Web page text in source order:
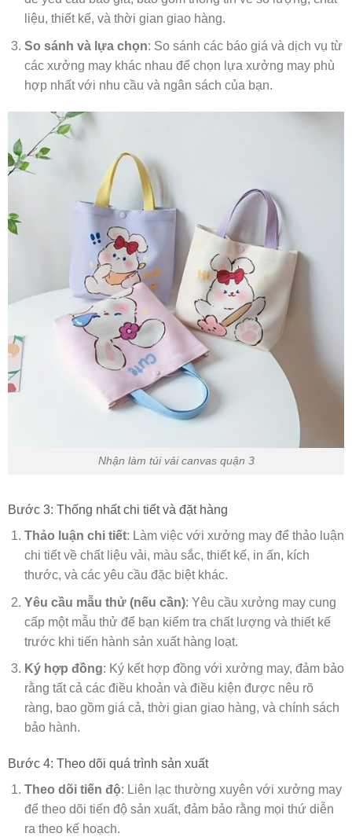
liệu, thiết kế, và thời gian giao hàng.
So sánh và lựa chọn: So sánh các báo giá và dịch vụ từ
các xưởng may khác nhau để chọn lựa xưởng may phù
hợp nhất với nhu cầu và ngân sách của bạn.
Nhận làm túi vải canvas quận 3
Bước 3: Thống nhất chi tiết và đặt hàng
Thảo luận chi tiết: Làm việc với xưởng may để thảo luận
chi tiết về chất liệu vải, màu sắc, thiết kế, in ấn, kích
thước, và các yêu cầu đặc biệt khác.
Yêu cầu mẫu thử (nếu cần): Yêu cầu xưởng may cung
cấp một mẫu thử để bạn kiểm tra chất lượng và thiết kế
trước khi tiến hành sản xuất hàng loạt.
Ký hợp đồng: Ký kết hợp đồng với xưởng may, đảm bảo
rằng tất cả các điều khoản và điều kiện được nêu rõ
ràng, bao gồm giá cả, thời gian giao hàng, và chính sách
bảo hành.
Bước 4: Theo dõi quá trình sản xuất
Theo dõi tiến độ: Liên lạc thường xuyên với xưởng may
để theo dõi tiến độ sản xuất, đảm bảo rằng mọi thứ diễn
ra theo kế hoạch.